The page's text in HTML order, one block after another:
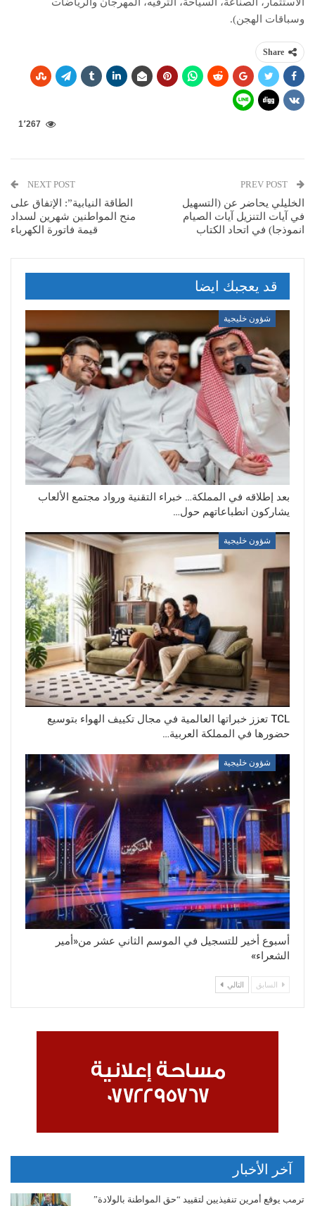
وسباقات الهجن).
Share
1٬267
الخليلي يحاضر عن (التسهيل
في آيات التنزيل آيات الصيام
انموذجا) في اتحاد الكتاب
NEXT POST
الطاقة النيابية”: الإتفاق على
منح المواطنين شهرين لسداد
قيمة فاتورة الكهرباء
قد يعجبك ايضا
شؤون خليجية
بعد إطلاقه في المملكة… خبراء التقنية ورواد مجتمع الألعاب
يشاركون انطباعاتهم حول…
شؤون خليجية
TCL تعزز خبراتها العالمية في مجال تكييف الهواء بتوسيع
حضورها في المملكة العربية…
شؤون خليجية
أسبوع أخير للتسجيل في الموسم الثاني عشر من«أمير
الشعراء»
السابق التالي
آخر الأخبار
ترمب يوقع أمرين تنفيذيين لتقييد “حق المواطنة بالولادة”